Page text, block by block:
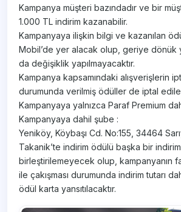
Kampanya müşteri bazındadır ve bir
1.000 TL indirim kazanabilir.
Kampanyaya ilişkin bilgi ve kazanılan
Mobil’de yer alacak olup, geriye dönük
da değişiklik yapılmayacaktır.
Kampanya kapsamındaki alışverişlerin
durumunda verilmiş ödüller de iptal
Kampanyaya yalnızca Paraf Premium
Kampanyaya dahil şube :
Yeniköy, Köybaşı Cd. No:155, 34464
Takanik’te indirim ödülü başka bir
birleştirilemeyecek olup, kampanyanın
ile çakışması durumunda indirim tutarı
ödül karta yansıtılacaktır.